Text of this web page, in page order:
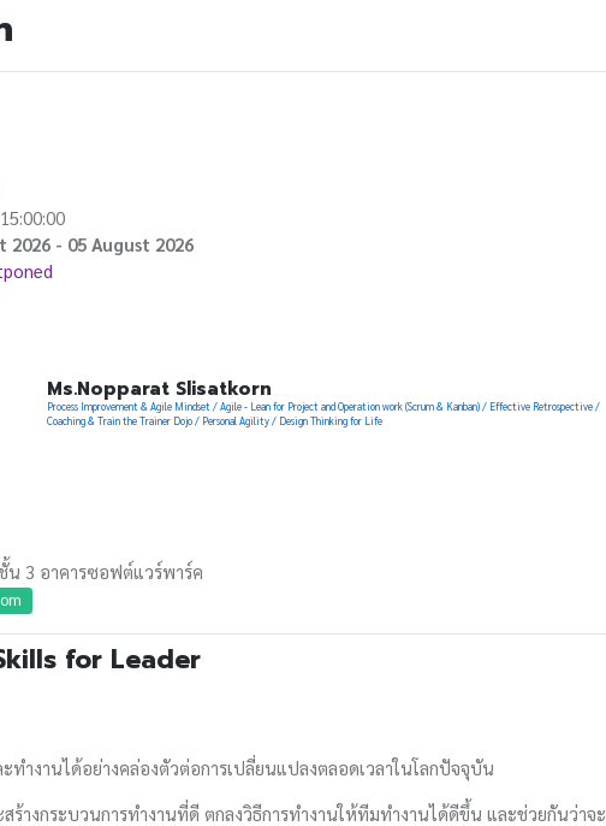
2026 - 05 August 2026
Ms.Nopparat Slisatkorn
Process Improvement & Agile Mindset / Agile - Lean for Project and Operation work (Scrum & Kanban) / Effective Retrospective /
Coaching & Train the Trainer Dojo / Personal Agility / Design Thinking for Life
น 3 อาคารซอฟต์แวร์พาร์ค
for Leader
ทำงานได้อย่างคล่องตัวต่อการเปลี่ยนแปลงตลอดเวลาในโลกปัจจุบัน
างกระบวนการทำงานที่ดี ตกลงวิธีการทำงานให้ทีมทำงานได้ดีขึ้น และช่วยกันว่าจะ